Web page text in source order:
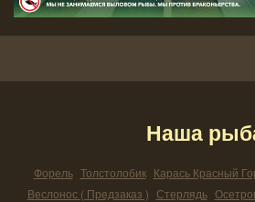
Наша
Форель Толстолобик Карась Красный
Веслонос ( Предзаказ ) Стерлядь